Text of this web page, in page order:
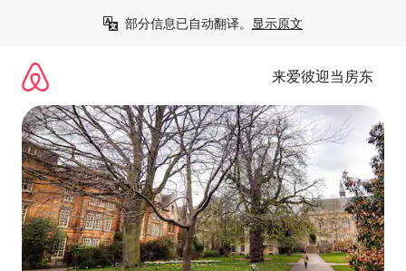
部分信息已自动翻译。 显示原文
来爱彼迎当房东